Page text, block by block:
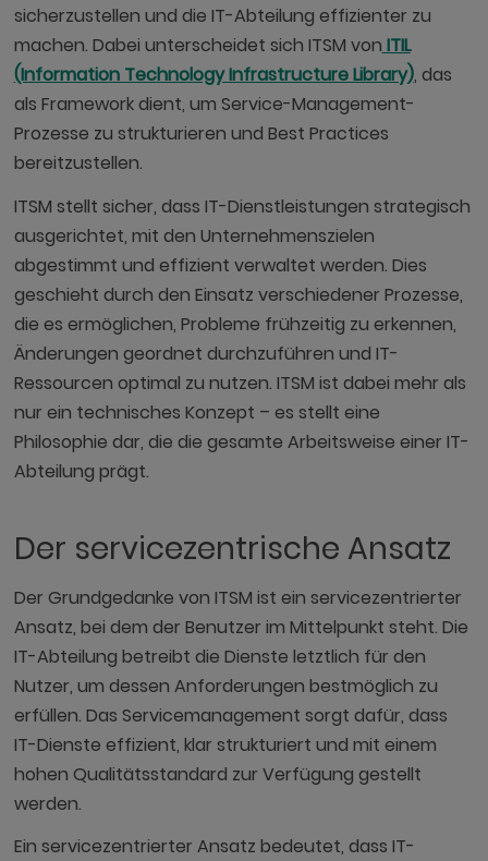
sicherzustellen und die IT-Abteilung effizienter zu
machen. Dabei unterscheidet sich ITSM von ITIL
(Information Technology Infrastructure Library), das
als Framework dient, um Service-Management-
Prozesse zu strukturieren und Best Practices
bereitzustellen.
ITSM stellt sicher, dass IT-Dienstleistungen strategisch
ausgerichtet, mit den Unternehmenszielen
abgestimmt und effizient verwaltet werden. Dies
geschieht durch den Einsatz verschiedener Prozesse,
die es ermöglichen, Probleme frühzeitig zu erkennen,
Änderungen geordnet durchzuführen und IT-
Ressourcen optimal zu nutzen. ITSM ist dabei mehr als
nur ein technisches Konzept – es stellt eine
Philosophie dar, die die gesamte Arbeitsweise einer IT-
Abteilung prägt.
Der servicezentrische Ansatz
Der Grundgedanke von ITSM ist ein servicezentrierter
Ansatz, bei dem der Benutzer im Mittelpunkt steht. Die
IT-Abteilung betreibt die Dienste letztlich für den
Nutzer, um dessen Anforderungen bestmöglich zu
erfüllen. Das Servicemanagement sorgt dafür, dass
IT-Dienste effizient, klar strukturiert und mit einem
hohen Qualitätsstandard zur Verfügung gestellt
werden.
Ein servicezentrierter Ansatz bedeutet, dass IT-